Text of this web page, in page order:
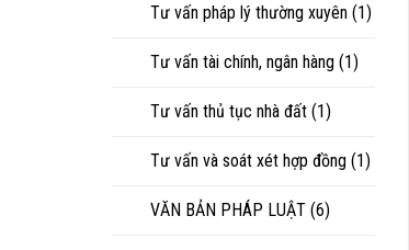
Tư vấn pháp lý thường xuyên (1)
Tư vấn tài chính, ngân hàng (1)
Tư vấn thủ tục nhà đất (1)
Tư vấn và soát xét hợp đồng (1)
VĂN BẢN PHÁP LUẬT (6)